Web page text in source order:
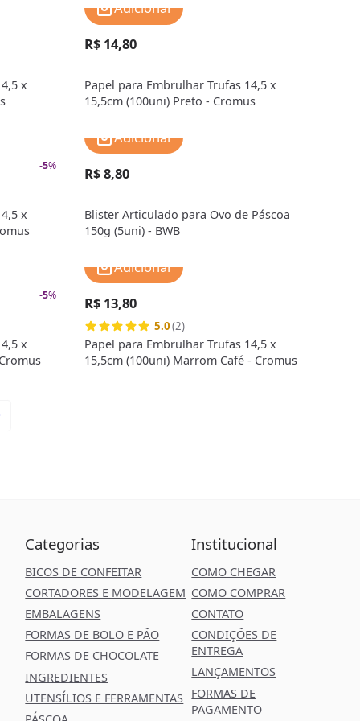
x
R$ 14,80
Papel para Embrulhar Trufas 14,5 x
15,5cm (100uni) Preto - Cromus
Adicionar
-5%
x
R$ 8,80
Blister Articulado para Ovo de Páscoa
150g (5uni) - BWB
Adicionar
-5%
x
R$ 13,80
5.0(2)
Papel para Embrulhar Trufas 14,5 x
15,5cm (100uni) Marrom Café - Cromus
Adicionar
Categorias
BICOS DE CONFEITAR
CORTADORES E MODELAGEM
EMBALAGENS
FORMAS DE BOLO E PÃO
FORMAS DE CHOCOLATE
INGREDIENTES
UTENSÍLIOS E FERRAMENTAS
Institucional
COMO CHEGAR
COMO COMPRAR
CONTATO
CONDIÇÕES DE
ENTREGA
LANÇAMENTOS
FORMAS DE
PAGAMENTO